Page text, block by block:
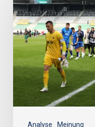
Analyse Meinung